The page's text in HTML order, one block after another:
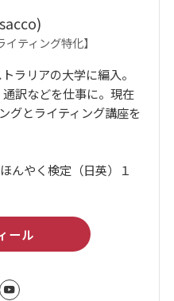
イティング特化】
ラリアの大学に編入。
訳などを仕事に。現在
グとライティング講座を
んやく検定（日英）１
ール